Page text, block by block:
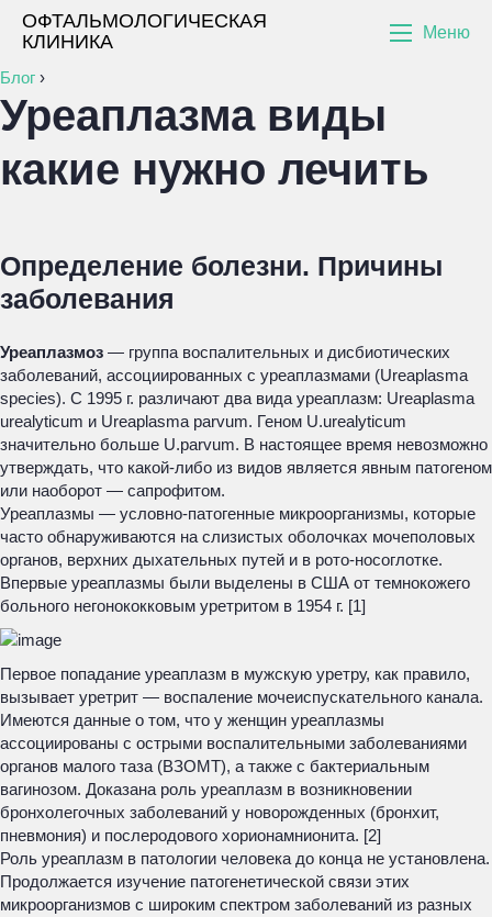
ОФТАЛЬМОЛОГИЧЕСКАЯ
КЛИНИКА
Меню
Блог ›
Уреаплазма виды
какие нужно лечить
Определение болезни. Причины
заболевания
Уреаплазмоз — группа воспалительных и дисбиотических
заболеваний, ассоциированных с уреаплазмами (Ureaplasma
species). С 1995 г. различают два вида уреаплазм: Ureaplasma
urealyticum и Ureaplasma parvum. Геном U.urealyticum
значительно больше U.parvum. В настоящее время невозможно
утверждать, что какой-либо из видов является явным патогеном
или наоборот — сапрофитом.
Уреаплазмы — условно-патогенные микроорганизмы, которые
часто обнаруживаются на слизистых оболочках мочеполовых
органов, верхних дыхательных путей и в рото-носоглотке.
Впервые уреаплазмы были выделены в США от темнокожего
больного негонококковым уретритом в 1954 г. [1]
Первое попадание уреаплазм в мужскую уретру, как правило,
вызывает уретрит — воспаление мочеиспускательного канала.
Имеются данные о том, что у женщин уреаплазмы
ассоциированы с острыми воспалительными заболеваниями
органов малого таза (ВЗОМТ), а также с бактериальным
вагинозом. Доказана роль уреаплазм в возникновении
бронхолегочных заболеваний у новорожденных (бронхит,
пневмония) и послеродового хорионамнионита. [2]
Роль уреаплазм в патологии человека до конца не установлена.
Продолжается изучение патогенетической связи этих
микроорганизмов с широким спектром заболеваний из разных